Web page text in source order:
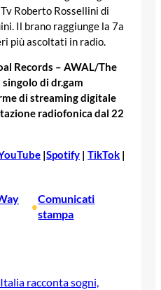
Roberto Rossellini di
Il brano raggiunge la 7a
più ascoltati in radio.
Records – AWAL/The
di dr.gam
di streaming digitale
radiofonica dal 22
|Spotify | TikTok |
•
Comunicati
stampa
racconta sogni,